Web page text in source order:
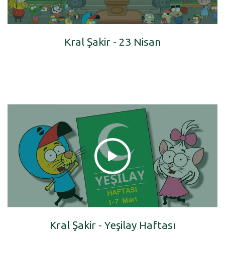
Kral Şakir - 23 Nisan
Kral Şakir - Yeşilay Haftası